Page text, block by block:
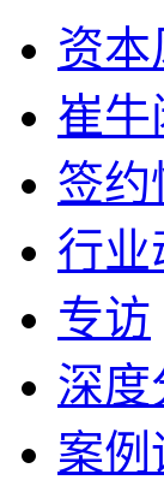
资本
崔牛
签约
行业
专访
深度
案例